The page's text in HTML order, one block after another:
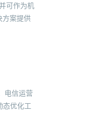
可作为机
方案提供
电信运营
态优化工